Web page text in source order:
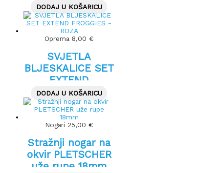
DODAJ U KOŠARICU
Oprema 8,00 €
SVJETLA
BLJESKALICE SET
EXTEND
FROGGIES – ROZA
DODAJ U KOŠARICU
Nogari 25,00 €
Stražnji nogar na
okvir PLETSCHER
uže rupe 18mm